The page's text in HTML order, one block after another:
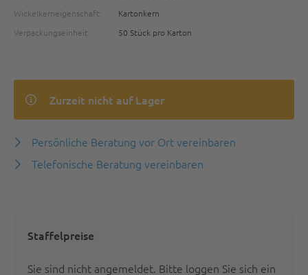
Wickelkerneigenschaft:
Kartonkern
Verpackungseinheit:
50 Stück pro Karton
Zurzeit nicht auf Lager
Persönliche Beratung vor Ort vereinbaren
Telefonische Beratung vereinbaren
Staffelpreise
Sie sind nicht angemeldet. Bitte loggen Sie sich ein